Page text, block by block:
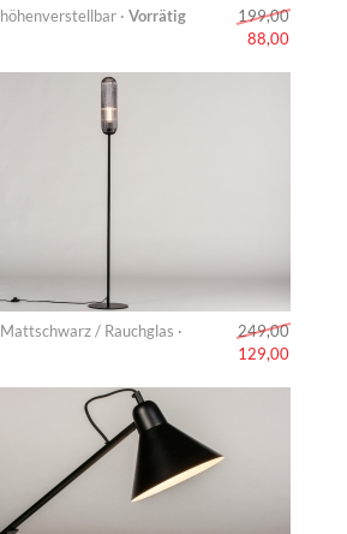
höhenverstellbar · Vorrätig
199,00
88,00
Mattschwarz / Rauchglas ·
249,00
129,00